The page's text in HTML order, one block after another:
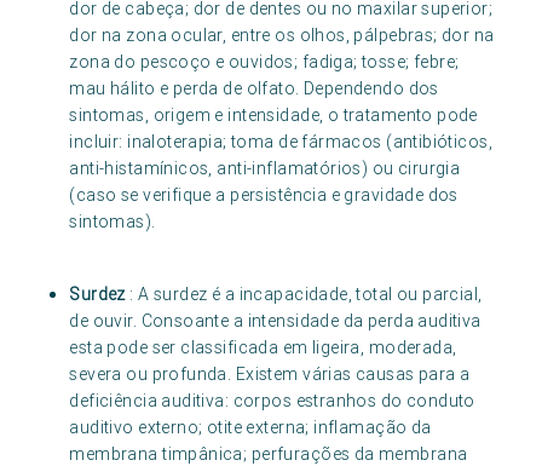
dor de cabeça; dor de dentes ou no maxilar superior;
dor na zona ocular, entre os olhos, pálpebras; dor na
zona do pescoço e ouvidos; fadiga; tosse; febre;
mau hálito e perda de olfato. Dependendo dos
sintomas, origem e intensidade, o tratamento pode
incluir: inaloterapia; toma de fármacos (antibióticos,
anti-histamínicos, anti-inflamatórios) ou cirurgia
(caso se verifique a persistência e gravidade dos
sintomas).
Surdez: A surdez é a incapacidade, total ou parcial,
de ouvir. Consoante a intensidade da perda auditiva
esta pode ser classificada em ligeira, moderada,
severa ou profunda. Existem várias causas para a
deficiência auditiva: corpos estranhos do conduto
auditivo externo; otite externa; inflamação da
membrana timpânica; perfurações da membrana